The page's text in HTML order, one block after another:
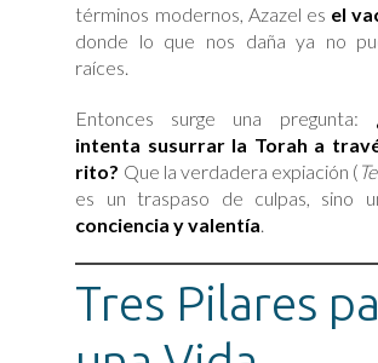
términos modernos, Azazel es el
donde lo que nos daña ya no
raíces.
Entonces surge una pregunta:
intenta susurrar la Torah a
rito? Que la verdadera expiación (
es un traspaso de culpas, sino
conciencia y valentía.
Tres Pilares